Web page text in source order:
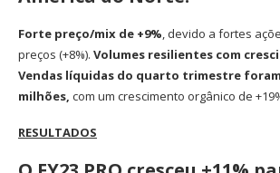
Forte preço/mix de +9%, devido a fortes
preços (+8%). Volumes resilientes com
Vendas líquidas do quarto trimestre foram
milhões, com um crescimento orgânico de
RESULTADOS